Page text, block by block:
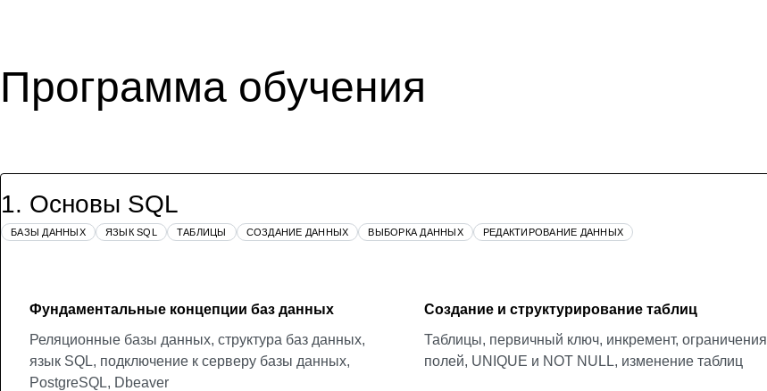
Программа обучения
1. Основы SQL
БАЗЫ ДАННЫХ ЯЗЫК SQL ТАБЛИЦЫ СОЗДАНИЕ ДАННЫХ ВЫБОРКА ДАННЫХ РЕДАКТИРОВАНИЕ ДАННЫХ
Фундаментальные концепции баз данных
Реляционные базы данных, структура баз данных,
язык SQL, подключение к серверу базы данных,
PostgreSQL, Dbeaver
Создание и структурирование таблиц
Таблицы, первичный ключ, инкремент, ограничения
полей, UNIQUE и NOT NULL, изменение таблиц